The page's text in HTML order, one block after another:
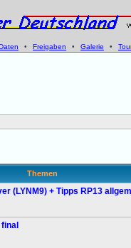
• Freigaben • Galerie •
Themen
(LYNM9) + Tipps RP13